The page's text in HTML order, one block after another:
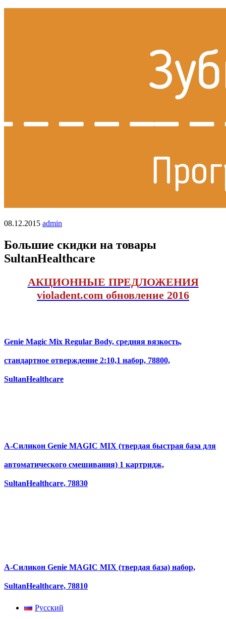
08.12.2015 admin
Большие скидки на товары
SultanHealthcare
АКЦИОННЫЕ ПРЕДЛОЖЕНИЯ
violadent.com обновление 2016
Genie Magic Mix Regular Body, средняя вязкость,
стандартное отверждение 2:10,1 набор, 78800,
SultanHealthcare
А-Силикон Genie MAGIC MIX (твердая быстрая база для
автоматического смешивания) 1 картридж,
SultanHealthcare, 78830
А-Силикон Genie MAGIC MIX (твердая база) набор,
SultanHealthcare, 78810
Русский